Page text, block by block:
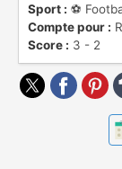
Sport : ⚽️
Compte pour :
Score : 3 - 2